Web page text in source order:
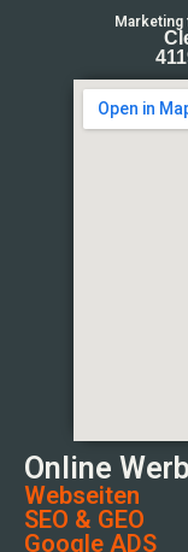
Marketing
Online
Webseiten
SEO & GEO
Google ADS